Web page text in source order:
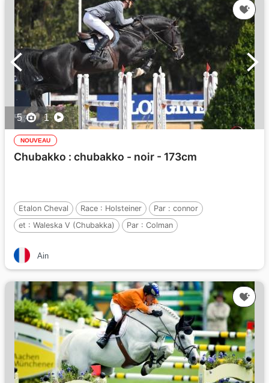
5 1
NOUVEAU
Chubakko : chubakko - noir - 173cm
Etalon Cheval Race : Holsteiner Par : connor
et : Waleska V (Chubakka) Par : Colman
Ain